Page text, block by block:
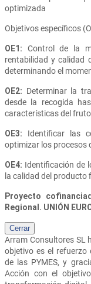
optimizada
Objetivos específicos
OE1: Control de la
rentabilidad y calidad
determinando el
OE2: Determinar la
desde la recogida
características del
OE3: Identificar las
optimizar los procesos
OE4: Identificación de
la calidad del producto
Proyecto
Regional. UNIÓN
Cerrar
Arram Consultores SL
objetivo es el refuerzo
de las PYMES, y
Acción con el